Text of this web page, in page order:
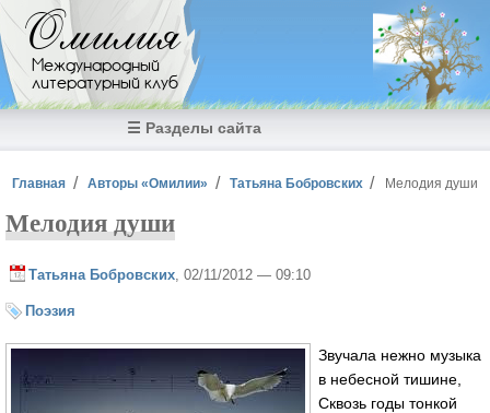
Перейти к основному содержанию
Омилия
Международный
литературный клуб
☰ Разделы сайта
Вы здесь
Главная Авторы «Омилии» Татьяна Бобровских Мелодия души
Мелодия души
Татьяна Бобровских , 02/11/2012 — 09:10
Поэзия
Звучала нежно музыка
в небесной тишине,
Сквозь годы тонкой